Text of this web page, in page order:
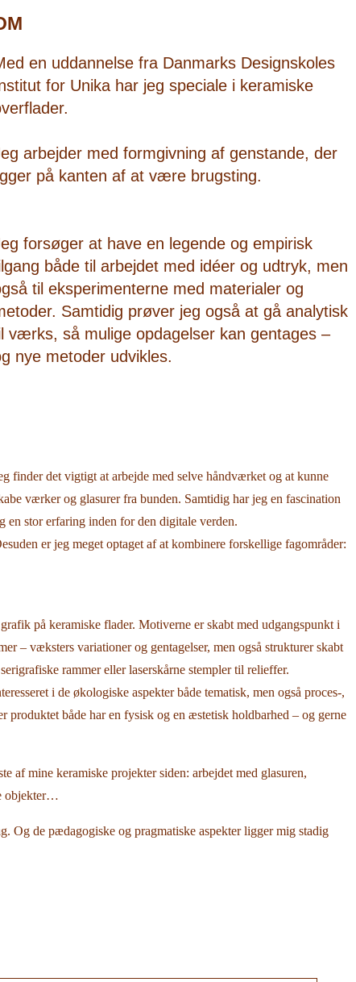
en uddannelse fra Danmarks Designskoles
for Unika har jeg speciale i keramiske
arbejder med formgivning af genstande, der
på kanten af at være brugsting.
forsøger at have en legende og empirisk
både til arbejdet med idéer og udtryk, men
til eksperimenterne med materialer og
Samtidig prøver jeg også at gå analytisk
værks, så mulige opdagelser kan gentages –
nye metoder udvikles.
finder det vigtigt at arbejde med selve håndværket og at kunne
værker og glasurer fra bunden. Samtidig har jeg en fascination
en stor erfaring inden for den digitale verden.
er jeg meget optaget af at kombinere forskellige fagområder:
på keramiske flader. Motiverne er skabt med udgangspunkt i
– væksters variationer og gentagelser, men også strukturer skabt
rammer eller laserskårne stempler til relieffer.
i de økologiske aspekter både tematisk, men også proces-,
både har en fysisk og en æstetisk holdbarhed – og gerne
af mine keramiske projekter siden: arbejdet med glasuren,
objekter…
Og de pædagogiske og pragmatiske aspekter ligger mig stadig